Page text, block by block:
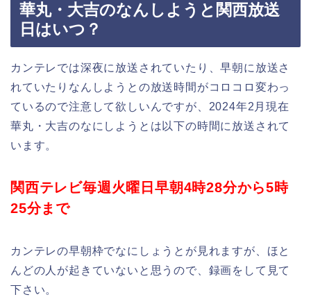
華丸・大吉のなんしようと関西放送
日はいつ？
カンテレでは深夜に放送されていたり、早朝に放送さ
れていたりなんしようとの放送時間がコロコロ変わっ
ているので注意して欲しいんですが、2024年2月現在
華丸・大吉のなにしようとは以下の時間に放送されて
います。
関西テレビ毎週火曜日早朝4時28分から5時
25分まで
カンテレの早朝枠でなにしょうとが見れますが、ほと
んどの人が起きていないと思うので、録画をして見て
下さい。